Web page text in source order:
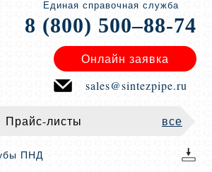
Единая справочная служба
8 (800) 500–88-74
Онлайн заявка
sales@sintezpipe.ru
Прайс-листы все
ПНД